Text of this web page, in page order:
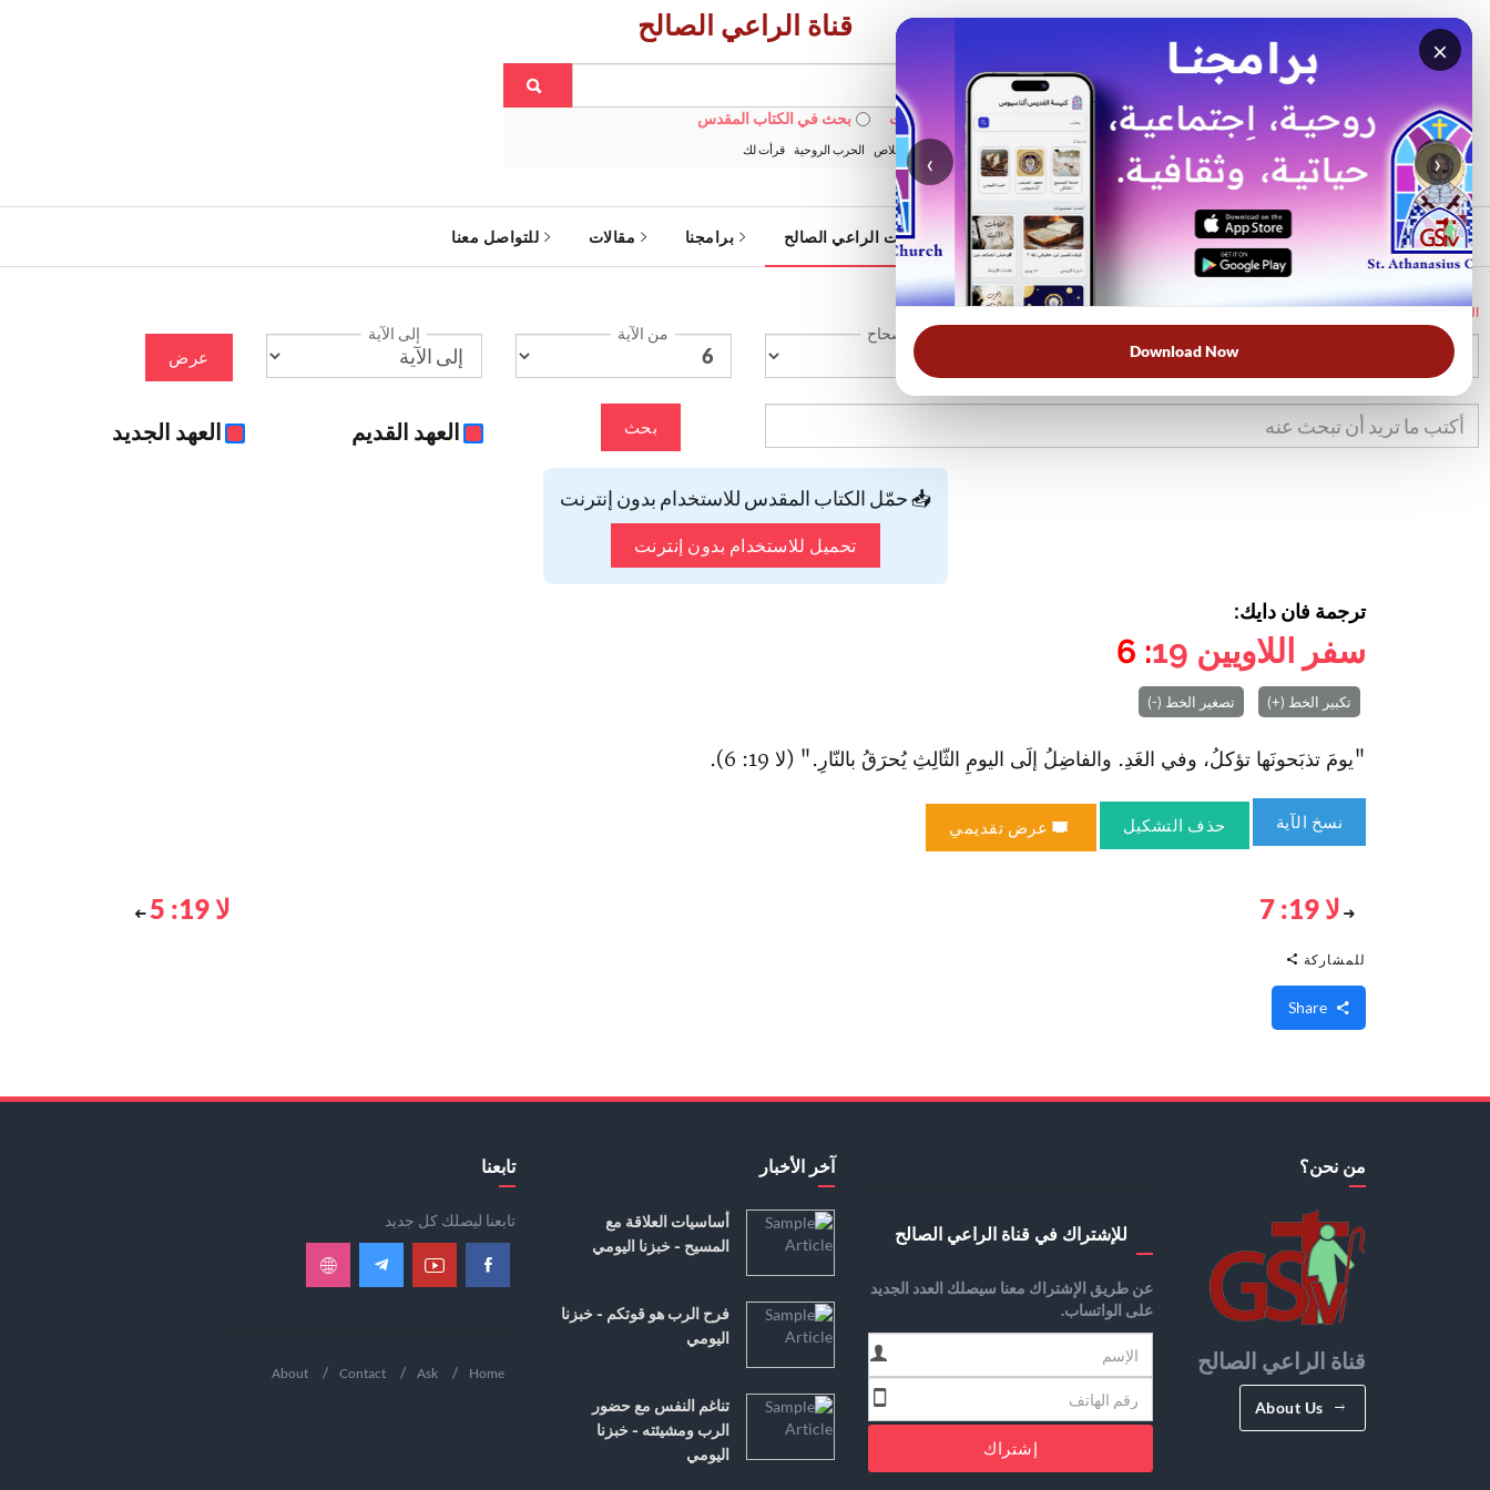
×
‹ ›
Download Now
قناة الراعي الصالح
بحث في الويبسايت بحث في الكتاب المقدس
الأكثر بحثًا: خبزنا اليومي الخلاص الحرب الروحية قرأت لك
الرئيسية خدمات الراعي الصالح برامجنا مقالات للتواصل معنا
الرئيسية
الإصحاح من الآية إلى الآية
عرض
بحث العهد القديم العهد الجديد
📥 حمّل الكتاب المقدس للاستخدام بدون إنترنت
تحميل للاستخدام بدون إنترنت
ترجمة فان دايك:
سفر اللاويين 19
: 6
تكبير الخط (+) تصغير الخط (-)
"يومَ تذبَحونَها تؤكلُ، وفي الغَدِ. والفاضِلُ إلَى اليومِ الثّالِثِ يُحرَقُ بالنّارِ." (لا 19: 6).
نسخ الآية حذف التشكيل عرض تقديمي
لا 19: 7 لا 19: 5
للمشاركة
من نحن؟
قناة الراعي الصالح
About Us
للإشتراك في قناة الراعي الصالح
عن طريق الإشتراك معنا سيصلك العدد الجديد
على الواتساب.
إشتراك
آخر الأخبار
أساسيات العلاقة مع
المسيح - خبزنا اليومي
فرح الرب هو قوتكم - خبزنا
اليومي
تناغم النفس مع حضور
الرب ومشيئته - خبزنا
اليومي
تابعنا
تابعنا ليصلك كل جديد
Home
Ask
Contact
About